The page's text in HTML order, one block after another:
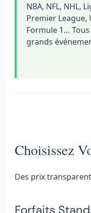
NBA, NFL, NHL,
Premier League,
Formule 1… Tous
grands
Choisissez
Des prix
Forfaits